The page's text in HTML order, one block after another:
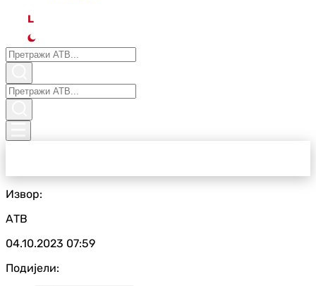
L
Извор:
АТВ
04.10.2023 07:59
Подијели: